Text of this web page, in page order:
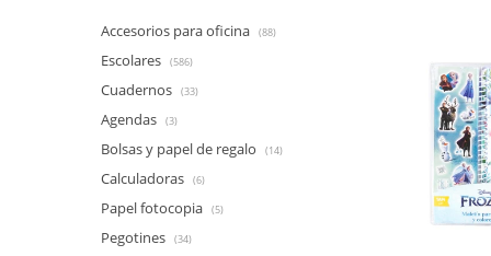
Accesorios para oficina (88)
Escolares (586)
Cuadernos (33)
Agendas (3)
Bolsas y papel de regalo (14)
Calculadoras (6)
Papel fotocopia (5)
Pegotines (34)